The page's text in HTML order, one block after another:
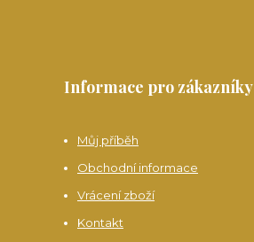
Informace pro zákazníky
Můj příběh
Obchodní informace
Vrácení zboží
Kontakt